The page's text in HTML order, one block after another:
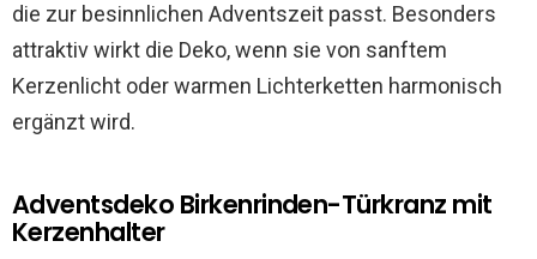
die zur besinnlichen Adventszeit passt. Besonders
attraktiv wirkt die Deko, wenn sie von sanftem
Kerzenlicht oder warmen Lichterketten harmonisch
ergänzt wird.
Adventsdeko Birkenrinden-Türkranz mit
Kerzenhalter